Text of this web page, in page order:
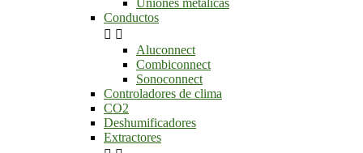
Conductos
 
Aluconnect
Combiconnect
Sonoconnect
Controladores de clima
CO2
Deshumificadores
Extractores